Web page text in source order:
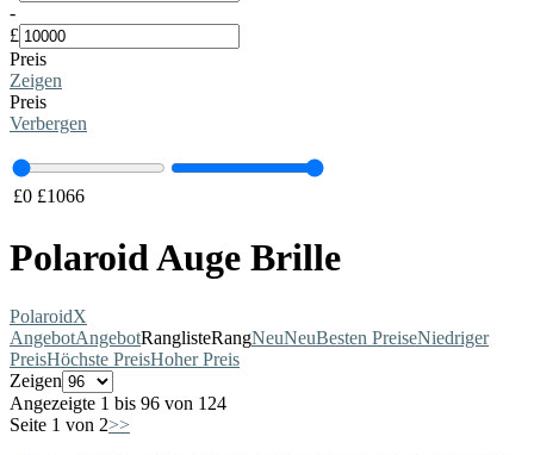
-
£
Preis
Zeigen
Preis
Verbergen
£0 £1066
Polaroid Auge Brille
PolaroidX
AngebotAngebotRanglisteRangNeuNeuBesten PreiseNiedriger
PreisHöchste PreisHoher Preis
Zeigen
Angezeigte 1 bis 96 von 124
Seite 1 von 2>>